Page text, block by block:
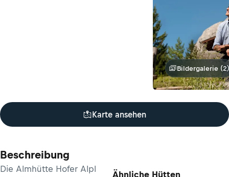
Bildergalerie (2)
Karte ansehen
Beschreibung
Die Almhütte Hofer Alpl
Ähnliche Hütten